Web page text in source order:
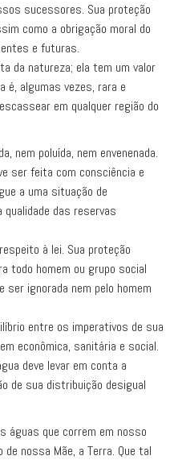
sucessores. Sua proteção
como a obrigação moral do
e futuras.
da natureza; ela tem um valor
é, algumas vezes, rara e
em qualquer região do
nem poluída, nem envenenada.
ser feita com consciência e
a uma situação de
das reservas
à lei. Sua proteção
todo homem ou grupo social
ser ignorada nem pelo homem
entre os imperativos de sua
econômica, sanitária e social.
deve levar em conta a
de sua distribuição desigual
que correm em nosso
nossa Mãe, a Terra. Que tal